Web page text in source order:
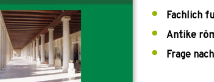
Fachlich
Antike
Frage